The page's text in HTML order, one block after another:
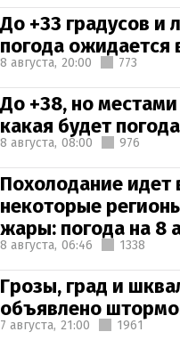
До +33 градусов и
погода
8 августа, 20:00 773
До +38, но
какая будет
8 августа, 08:00 976
Похолодание идет
некоторые
жары: погода на 8
8 августа, 06:46 1338
Грозы, град и
объявлено
7 августа, 21:00 1961